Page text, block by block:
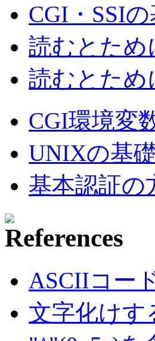
CGI・SSI
読むとため
読むとため
CGI環境変
UNIXの基
基本認証の
ASCIIコー
文字化けす